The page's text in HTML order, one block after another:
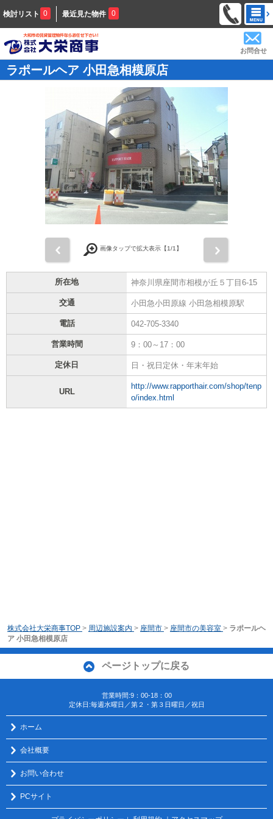
検討リスト 0 最近見た物件 0
お問合せ
ラポールヘア 小田急相模原店
画像タップで拡大表示【1/1】
所在地 神奈川県座間市相模が丘５丁目6-15
交通 小田急小田原線 小田急相模原駅
電話 042-705-3340
営業時間 9：00～17：00
定休日 日・祝日定休・年末年始
URL
http://www.rapporthair.com/shop/tenp
o/index.html
株式会社大栄商事TOP > 周辺施設案内 > 座間市 > 座間市の美容室 > ラポールヘ
ア 小田急相模原店
ページトップに戻る
営業時間:9：00-18：00
定休日:毎週水曜日／第２・第３日曜日／祝日
ホーム
会社概要
お問い合わせ
PCサイト